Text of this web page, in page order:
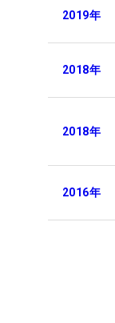
2019年
2018年
2018年
2016年